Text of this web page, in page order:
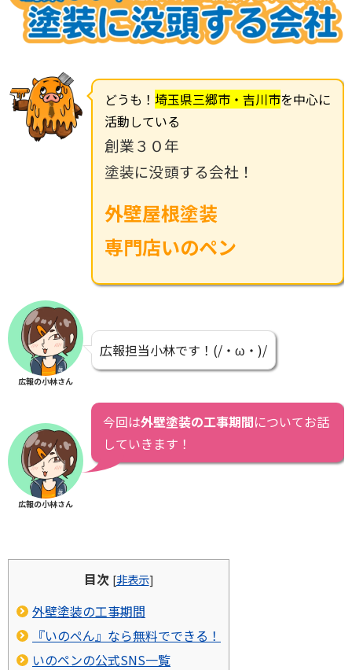
どうも！ 埼玉県三郷市・吉川市を中心に
活動している
創業３０年
塗装に没頭する会社！
外壁屋根塗装
専門店いのペン
広報の小林さん
広報担当小林です！(/・ω・)/
広報の小林さん
今回は外壁塗装の工事期間についてお話
していきます！
目次 [非表示]
外壁塗装の工事期間
『いのぺん』なら無料でできる！
いのペンの公式SNS一覧